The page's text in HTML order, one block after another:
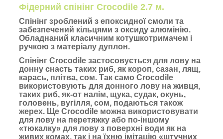
Фідерний спінінг Сroсоdile 2.7 м.
Спінінг зроблений з епоксидної смоли та
забезпечений кільцями з оксиду алюмінію.
Обладнаний класичним котушкотримачем і
ручкою з матеріалу дуплон.
Спінінг Crocodile застосовується для лову на
донну снасть таких риб, як короп, сазан, лящ,
карась, плітва, сом. Так само Crocodile
використовують для донного лову на живця,
таких риб, як-от налім, щука, судак, окунь,
головень, вугілля, сом, подаються також
жерех. Ще Crocodile можна використовувати
для лову на перетяжку або по-іншому
«тюкалку» для лову з поверхні води як на
живих комах, так і на їхню імітацію «штучних